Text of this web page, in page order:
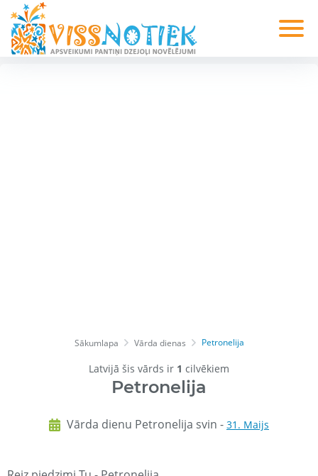
Sākumlapa Vārda dienas Petronelija
Latvijā šis vārds ir 1 cilvēkiem
Petronelija
Vārda dienu Petronelija svin - 31. Maijs